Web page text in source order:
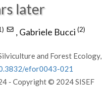
later
, Gabriele Bucci (2)
and Forest Ecology,
efor0043-021
- Copyright © 2024 SISEF